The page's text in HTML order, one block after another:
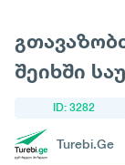
შეიხში
ID: 3282
Turebi.Ge